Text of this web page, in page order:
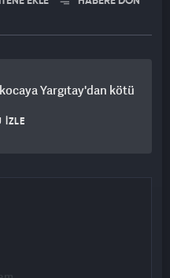
Yargıtay'dan kötü
İZLE